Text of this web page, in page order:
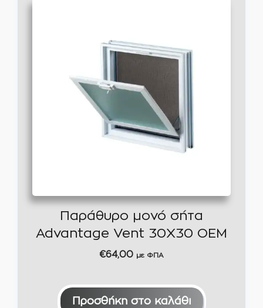
Παράθυρο μονό σήτα
Advantage Vent 30Χ30 ΟΕΜ
€64,00 με ΦΠΑ
Προσθήκη στο καλάθι